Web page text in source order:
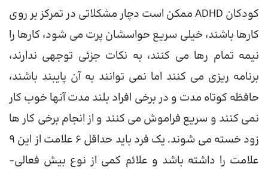
کودکان ADHD ممکن است دچار مشکلاتی در تمرکز بر روی
کارها باشند، خیلی سریع حواسشان پرت می شود، کارها را
نیمه تمام رها می کنند، به نکات جزئی توجهی ندارند،
برنامه ریزی می کنند اما نمی توانند به آن پایبند باشند،
حافظه کوتاه مدت و در برخی افراد بلند مدت آنها خوب کار
نمی کنند و سریع فراموش می کنند و از انجام برخی کار ها
زود خسته می شوند. یک فرد باید حداقل 6 علامت از این 9
علامت را داشته باشد و علائم کمی از نوع بیش فعالی-